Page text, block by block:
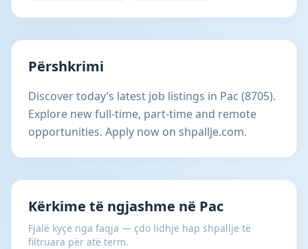
Përshkrimi
Discover today’s latest job listings in Pac (8705).
Explore new full-time, part-time and remote
opportunities. Apply now on shpallje.com.
Kërkime të ngjashme në Pac
Fjalë kyçe nga faqja — çdo lidhje hap shpallje të
filtruara për atë term.